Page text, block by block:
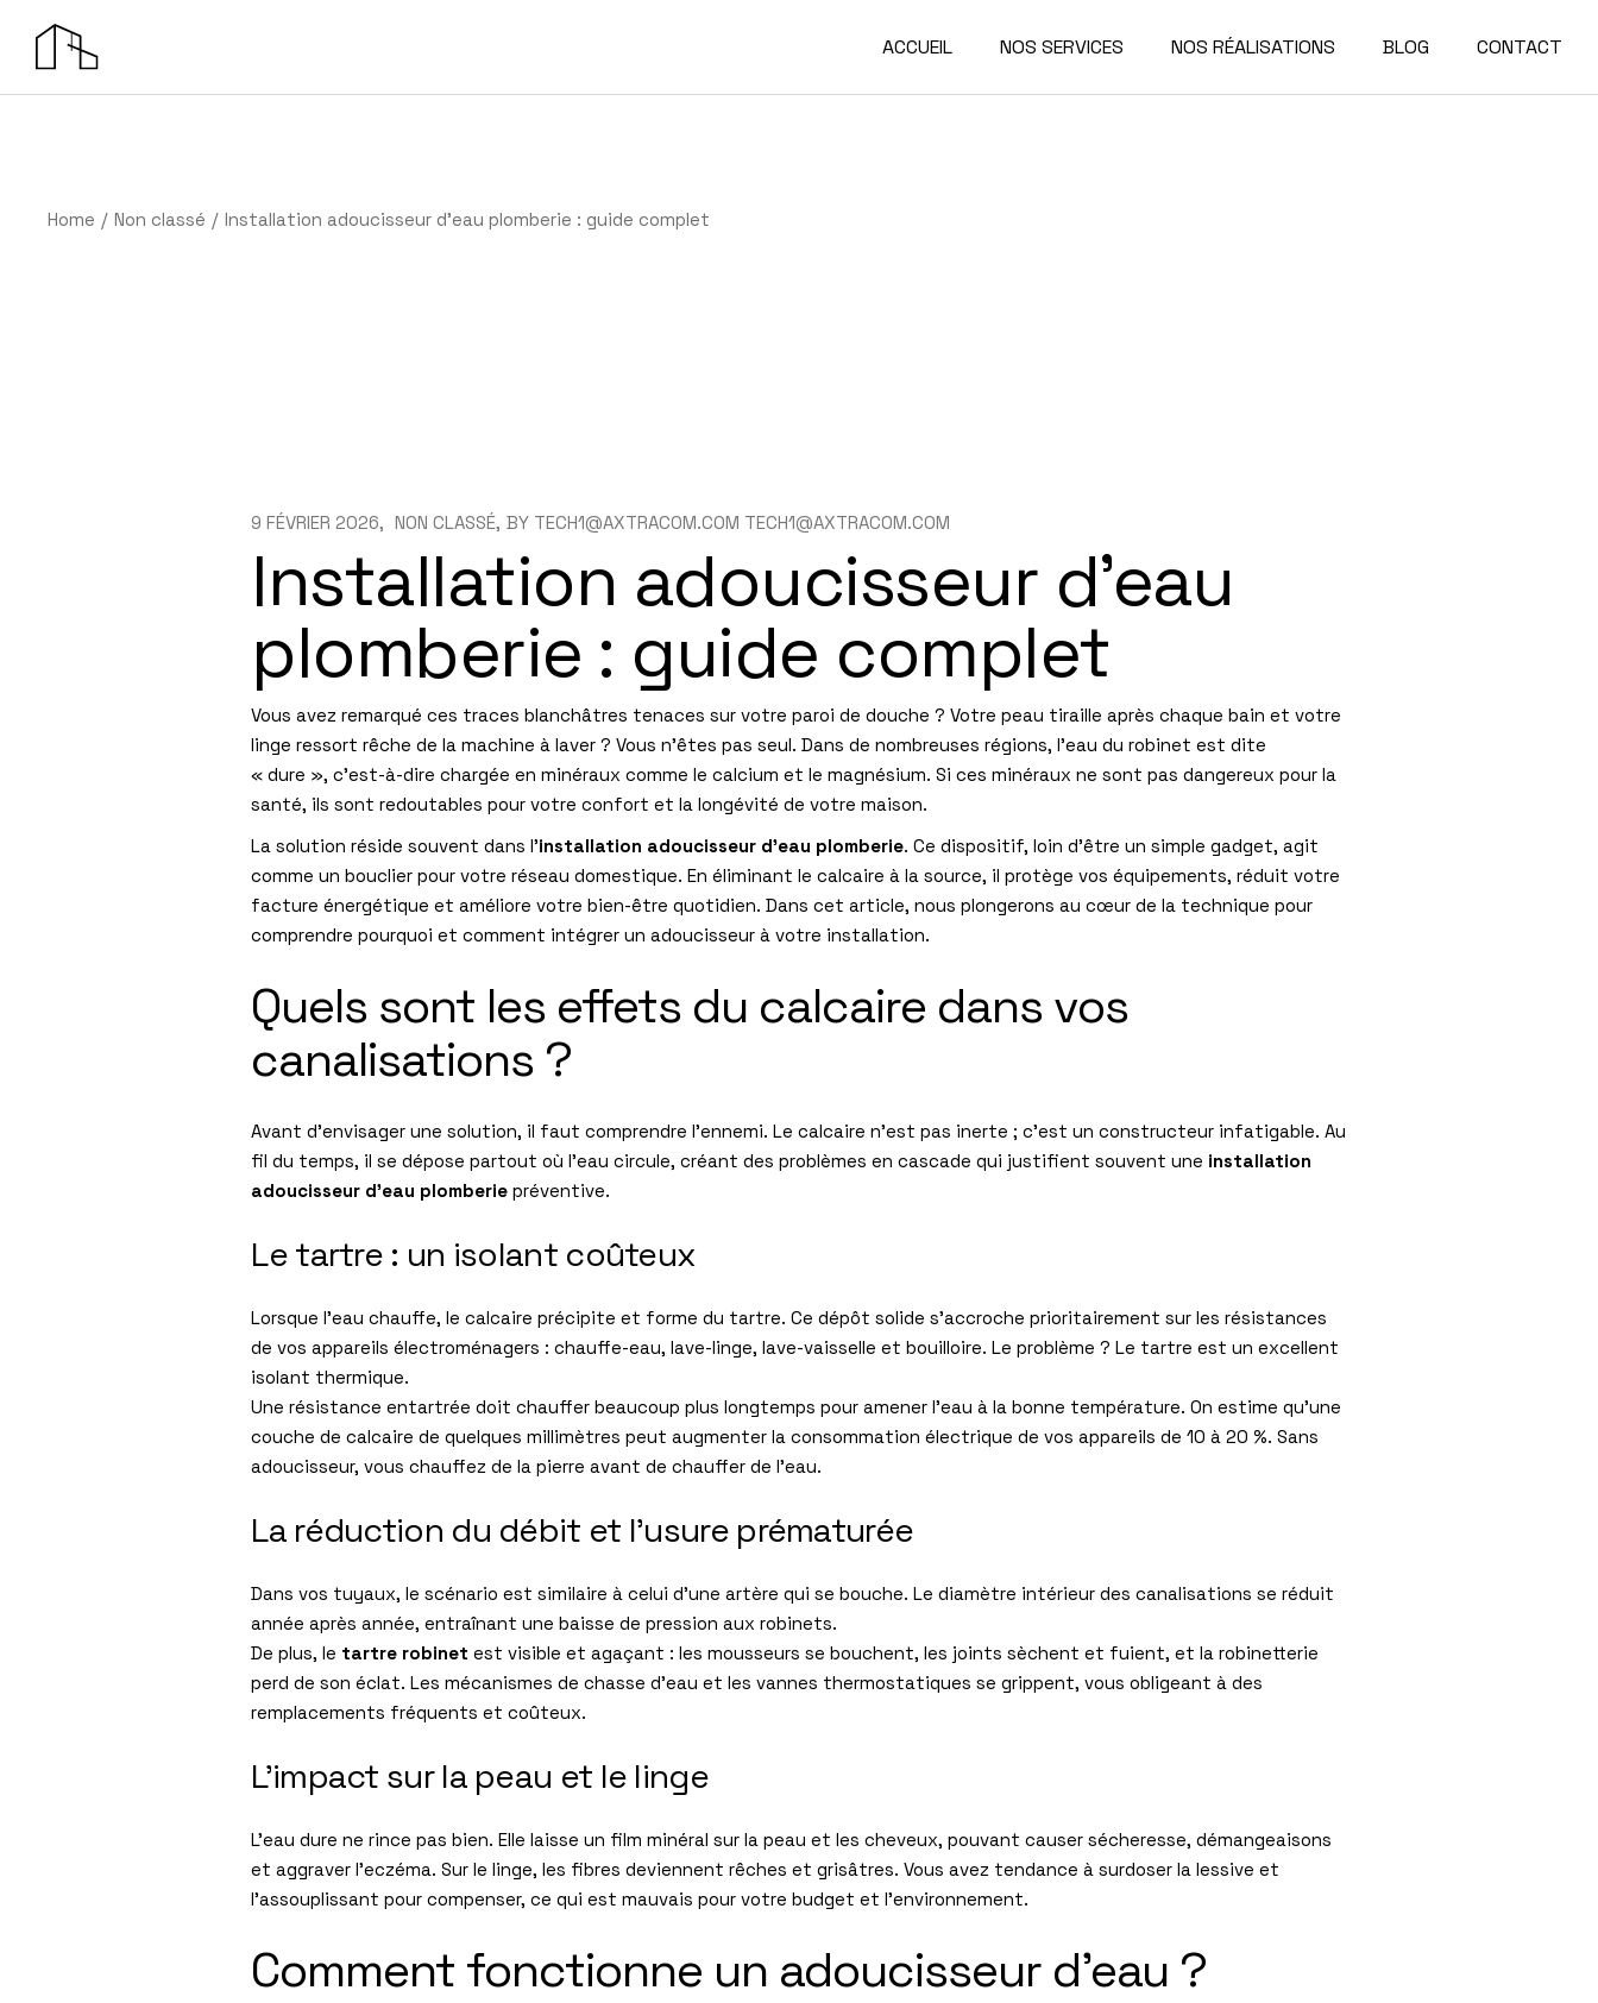
content
ACCUEIL NOS SERVICES NOS RÉALISATIONS BLOG CONTACT
Home Non classé Installation adoucisseur d’eau plomberie : guide complet
9 FÉVRIER 2026 NON CLASSÉ BY TECH1@AXTRACOM.COM TECH1@AXTRACOM.COM
Installation adoucisseur d’eau
plomberie : guide complet
Vous avez remarqué ces traces blanchâtres tenaces sur votre paroi de douche ? Votre peau tiraille après chaque bain et votre
linge ressort rêche de la machine à laver ? Vous n’êtes pas seul. Dans de nombreuses régions, l’eau du robinet est dite
« dure », c’est-à-dire chargée en minéraux comme le calcium et le magnésium. Si ces minéraux ne sont pas dangereux pour la
santé, ils sont redoutables pour votre confort et la longévité de votre maison.
La solution réside souvent dans l’installation adoucisseur d’eau plomberie. Ce dispositif, loin d’être un simple gadget, agit
comme un bouclier pour votre réseau domestique. En éliminant le calcaire à la source, il protège vos équipements, réduit votre
facture énergétique et améliore votre bien-être quotidien. Dans cet article, nous plongerons au cœur de la technique pour
comprendre pourquoi et comment intégrer un adoucisseur à votre installation.
Quels sont les effets du calcaire dans vos
canalisations ?
Avant d’envisager une solution, il faut comprendre l’ennemi. Le calcaire n’est pas inerte ; c’est un constructeur infatigable. Au
fil du temps, il se dépose partout où l’eau circule, créant des problèmes en cascade qui justifient souvent une installation
adoucisseur d’eau plomberie préventive.
Le tartre : un isolant coûteux
Lorsque l’eau chauffe, le calcaire précipite et forme du tartre. Ce dépôt solide s’accroche prioritairement sur les résistances
de vos appareils électroménagers : chauffe-eau, lave-linge, lave-vaisselle et bouilloire. Le problème ? Le tartre est un excellent
isolant thermique.
Une résistance entartrée doit chauffer beaucoup plus longtemps pour amener l’eau à la bonne température. On estime qu’une
couche de calcaire de quelques millimètres peut augmenter la consommation électrique de vos appareils de 10 à 20 %. Sans
adoucisseur, vous chauffez de la pierre avant de chauffer de l’eau.
La réduction du débit et l’usure prématurée
Dans vos tuyaux, le scénario est similaire à celui d’une artère qui se bouche. Le diamètre intérieur des canalisations se réduit
année après année, entraînant une baisse de pression aux robinets.
De plus, le tartre robinet est visible et agaçant : les mousseurs se bouchent, les joints sèchent et fuient, et la robinetterie
perd de son éclat. Les mécanismes de chasse d’eau et les vannes thermostatiques se grippent, vous obligeant à des
remplacements fréquents et coûteux.
L’impact sur la peau et le linge
L’eau dure ne rince pas bien. Elle laisse un film minéral sur la peau et les cheveux, pouvant causer sécheresse, démangeaisons
et aggraver l’eczéma. Sur le linge, les fibres deviennent rêches et grisâtres. Vous avez tendance à surdoser la lessive et
l’assouplissant pour compenser, ce qui est mauvais pour votre budget et l’environnement.
Comment fonctionne un adoucisseur d’eau ?